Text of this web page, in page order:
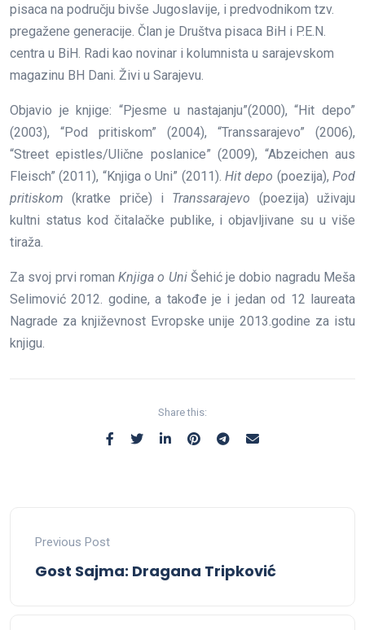
pisaca na području bivše Jugoslavije, i predvodnikom tzv.
pregažene generacije. Član je Društva pisaca BiH i P.E.N.
centra u BiH. Radi kao novinar i kolumnista u sarajevskom
magazinu BH Dani. Živi u Sarajevu.
Objavio je knjige: “Pjesme u nastajanju”(2000), “Hit depo”
(2003), “Pod pritiskom” (2004), “Transsarajevo” (2006),
“Street epistles/Ulične poslanice” (2009), “Abzeichen aus
Fleisch” (2011), “Knjiga o Uni” (2011). Hit depo (poezija),Pod
pritiskom (kratke priče) i Transsarajevo (poezija) uživaju
kultni status kod čitalačke publike, i objavljivane su u više
tiraža.
Za svoj prvi romanKnjiga o UniŠehić je dobio nagradu Meša
Selimović 2012. godine, a takođe je i jedan od 12 laureata
Nagrade za književnost Evropske unije 2013.godine za istu
knjigu.
Share this:
Previous Post
Gost Sajma: Dragana Tripković